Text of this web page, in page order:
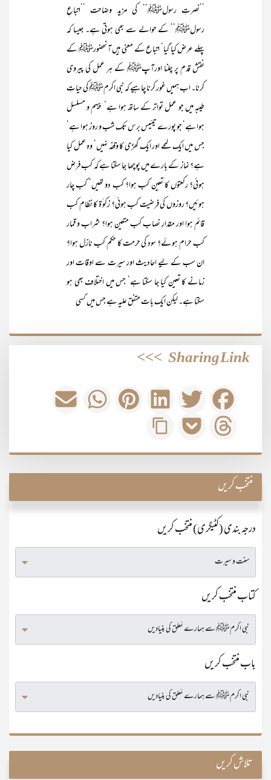
’’نصرتِ رسولﷺ‘‘ کی مزید وضاحت ’’اتباعِ
رسولﷺ‘‘ کے حوالے سے بھی ہوتی ہے۔ جیسا کہ
پہلے عرض کیا گیا‘ اتباع کے معنی ہیں آنحضورﷺ کے
نقش قدم پر چلنا اورآپﷺ کے ہر عمل کی پیروی
کرنا۔ اب ہمیں غور کرنا چاہیے کہ نبی اکرمﷺ کی حیاتِ
طیبہ میں جو عمل تواتر کے ساتھ ہوا ہے‘ پیہم و مسلسل
ہوا ہے‘ جو پورے تیئیس برس تک شب و روز ہوا ہے‘
جس میں ایک لمحے اور ایک گھڑی کا وقفہ نہیں‘ وہ عمل کیا
ہے؟ نماز کے بارے میں پوچھا جا سکتا ہے کہ کب فرض
ہوئی؟ رکعتوں کا تعین کب ہوا؟ کب دو تھیں‘ کب چار
ہوئیں؟ روزوں کی فرضیت کب ہوئی؟ زکو ٰۃ کا نظام کب
قائم ہوا اور مقدارِ نصاب کب متعین ہوا؟ شراب و قمار
کب حرام ہوئے؟ سود کی حرمت کا حکم کب نازل ہوا؟
ان سب کے لیے احادیث اور سیرت سے اوقات اور
زمانے کا تعین کیا جا سکتا ہے‘ جس میں اختلاف بھی ہو
سکتا ہے۔ لیکن ایک بات متفق علیہ ہے جس میں کسی
Sharing Link
>>>
منتخب کریں
درجہ بندی (کٹیگری) منتخب کریں
کتاب منتخب کریں
باب منتخب کریں
تلاش کریں